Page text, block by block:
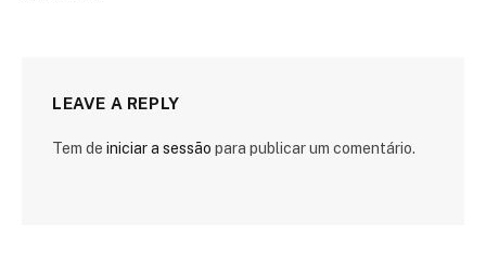
LEAVE A REPLY
Tem de iniciar a sessão para publicar um comentário.